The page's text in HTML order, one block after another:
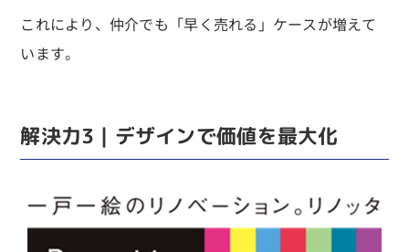
これにより、仲介でも「早く売れる」ケースが増えて
います。
解決力3｜デザインで価値を最大化